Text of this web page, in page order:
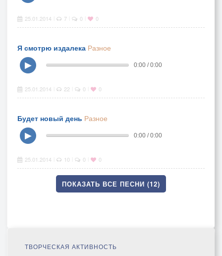
25.01.2014 7 0 0
Я смотрю издалека Разное
▶
0:00 / 0:00
25.01.2014 22 0 0
Будет новый день Разное
▶
0:00 / 0:00
25.01.2014 10 0 0
ПОКАЗАТЬ ВСЕ ПЕСНИ (12)
ТВОРЧЕСКАЯ АКТИВНОСТЬ